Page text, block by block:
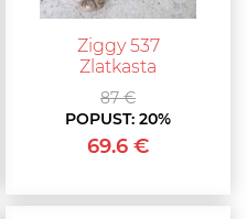
Ziggy 537
Zlatkasta
87 €
POPUST:20%
69.6 €